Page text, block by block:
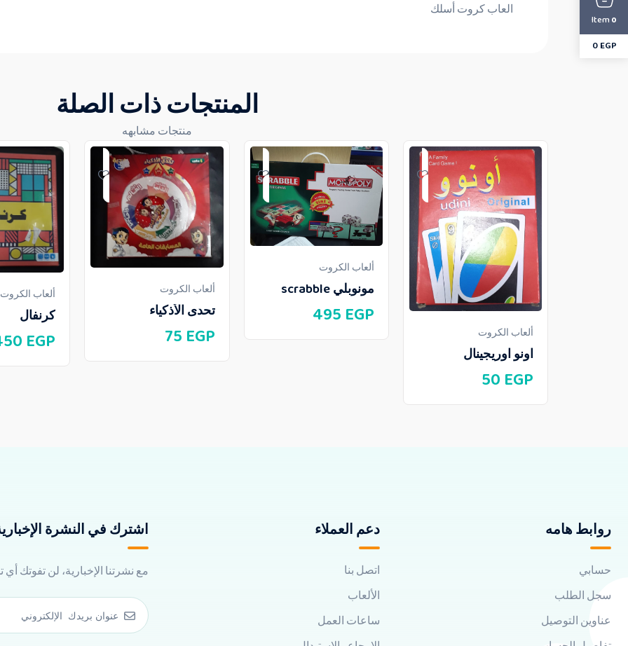
العاب كروت أسلك
المنتجات ذات الصلة
منتجات مشابهه
ألعاب الكروت
اونو اوريجينال
50 EGP
ألعاب الكروت
مونوبلي scrabble
495 EGP
ألعاب الكروت
تحدى الأذكياء
75 EGP
ألعاب الكروت
كرنفال
EGP
روابط هامه
حسابي
سجل الطلب
عناوين التوصيل
دعم العملاء
اتصل بنا
الألعاب
ساعات العمل
اشترك في النشرة
مع نشرتنا الإخبارية، لن تفوتك
0
Item
0EGP